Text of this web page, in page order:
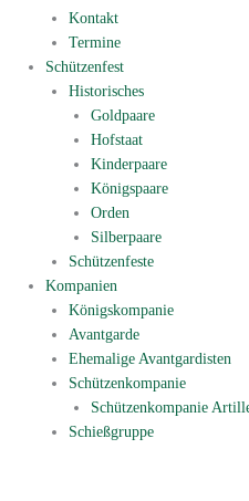
Kontakt
Termine
Schützenfest
Historisches
Goldpaare
Hofstaat
Kinderpaare
Königspaare
Orden
Silberpaare
Schützenfeste
Kompanien
Königskompanie
Avantgarde
Ehemalige Avantgardisten
Schützenkompanie
Schützenkompanie
Schießgruppe